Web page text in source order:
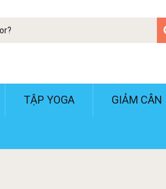
TẬP YOGA GIẢM CÂN